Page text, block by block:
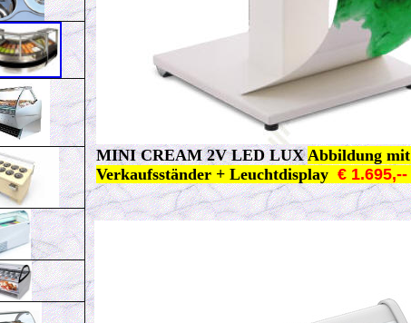
MINI CREAM 2V LED LUXAbbildung mit
Verkaufsständer + Leuchtdisplay € 1.695,--